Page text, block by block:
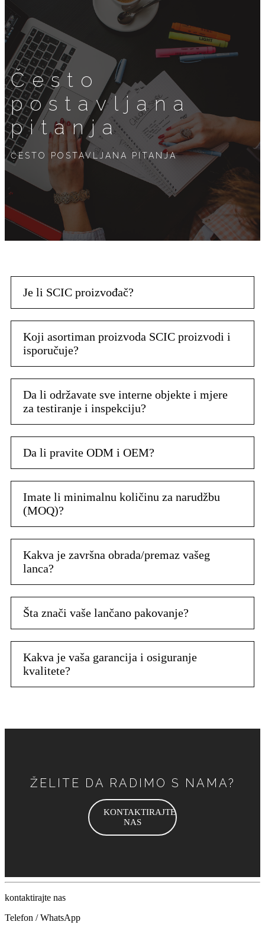
Često
postavljana
pitanja
ČESTO POSTAVLJANA PITANJA
Je li SCIC proizvođač?
Koji asortiman proizvoda SCIC proizvodi i
isporučuje?
Da li održavate sve interne objekte i mjere
za testiranje i inspekciju?
Da li pravite ODM i OEM?
Imate li minimalnu količinu za narudžbu
(MOQ)?
Kakva je završna obrada/premaz vašeg
lanca?
Šta znači vaše lančano pakovanje?
Kakva je vaša garancija i osiguranje
kvalitete?
ŽELITE DA RADIMO S NAMA?
KONTAKTIRAJTE
NAS
kontaktirajte nas
Telefon / WhatsApp